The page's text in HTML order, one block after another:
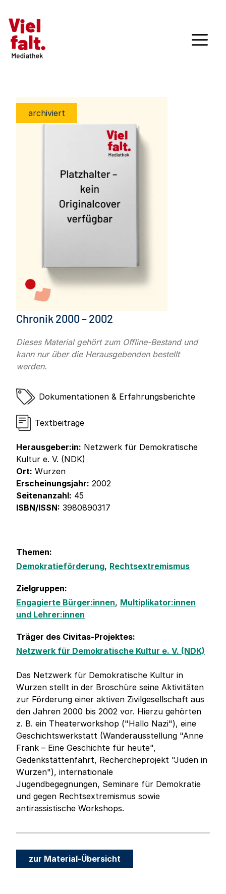
archiviert
Chronik 2000 – 2002
Dieses Material gehört zum Offline-Bestand und
kann nur über die Herausgebenden bestellt
werden.
Dokumentationen & Erfahrungsberichte
Textbeiträge
Herausgeber:in: Netzwerk für Demokratische
Kultur e. V. (NDK)
Ort: Wurzen
Erscheinungsjahr: 2002
Seitenanzahl: 45
ISBN/ISSN: 3980890317
Themen:
Demokratieförderung, Rechtsextremismus
Zielgruppen:
Engagierte Bürger:innen, Multiplikator:innen
und Lehrer:innen
Träger des Civitas-Projektes:
Netzwerk für Demokratische Kultur e. V. (NDK)
Das Netzwerk für Demokratische Kultur in
Wurzen stellt in der Broschüre seine Aktivitäten
zur Förderung einer aktiven Zivilgesellschaft aus
den Jahren 2000 bis 2002 vor. Hierzu gehörten
z. B. ein Theaterworkshop ("Hallo Nazi"), eine
Geschichtswerkstatt (Wanderausstellung "Anne
Frank – Eine Geschichte für heute",
Gedenkstättenfahrt, Rechercheprojekt "Juden in
Wurzen"), internationale
Jugendbegegnungen, Seminare für Demokratie
und gegen Rechtsextremismus sowie
antirassistische Workshops.
zur Material-Übersicht